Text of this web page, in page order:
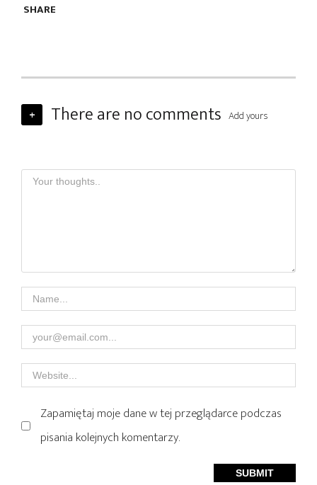
SHARE
+ There are no comments Add yours
Zapamiętaj moje dane w tej przeglądarce podczas
pisania kolejnych komentarzy.